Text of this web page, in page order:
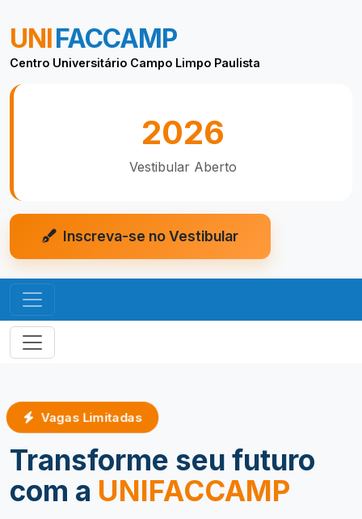
UNIFACCAMP
Centro Universitário Campo Limpo Paulista
2026
Vestibular Aberto
Inscreva-se no Vestibular
Vagas Limitadas
Transforme seu futuro
com a UNIFACCAMP